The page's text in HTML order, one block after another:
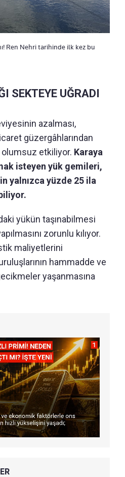
Ren Nehri tarihinde ilk kez bu
SEKTEYE UĞRADI
azalması,
güzergâhlarından
olumsuz etkiliyor. Karaya
isteyen yük gemileri,
yalnızca yüzde 25 ila
yükün taşınabilmesi
zorunlu kılıyor.
maliyetlerini
hammadde ve
yaşanmasına